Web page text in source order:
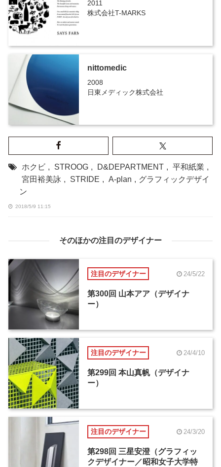
2011
株式会社T-MARKS
nittomedic
2008
日東メディック株式会社
ホクビ , STROOG , D&DEPARTMENT , 平和紙業 ,
宮田裕美詠 , STRIDE , A-plan , グラフィックデザイ
ン
2018/5/9 11:15
そのほかの注目のデザイナー
注目のデザイナー 24/5/22
第300回 山本アア（デザイナ
ー）
注目のデザイナー 24/4/10
第299回 本山真帆（デザイナ
ー）
注目のデザイナー 24/3/20
第298回 三星安澄（グラフィッ
クデザイナー／昭和女子大学特